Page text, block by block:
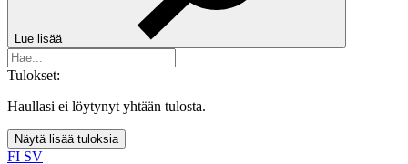
Lue lisää
Tulokset:
Haullasi ei löytynyt yhtään tulosta.
Näytä lisää tuloksia
FI SV